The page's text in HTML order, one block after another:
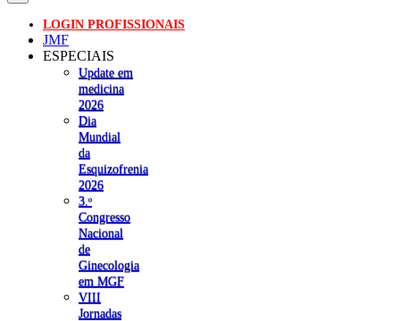
LOGIN PROFISSIONAIS
JMF
ESPECIAIS
Update em
medicina
2026
Dia
Mundial
da
Esquizofrenia
2026
3.ᵒ
Congresso
Nacional
de
Ginecologia
em MGF
VIII
Jornadas